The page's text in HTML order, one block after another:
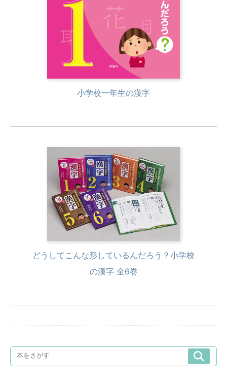
小学校一年生の漢字
どうしてこんな形しているんだろう？小学校
の漢字 全6巻